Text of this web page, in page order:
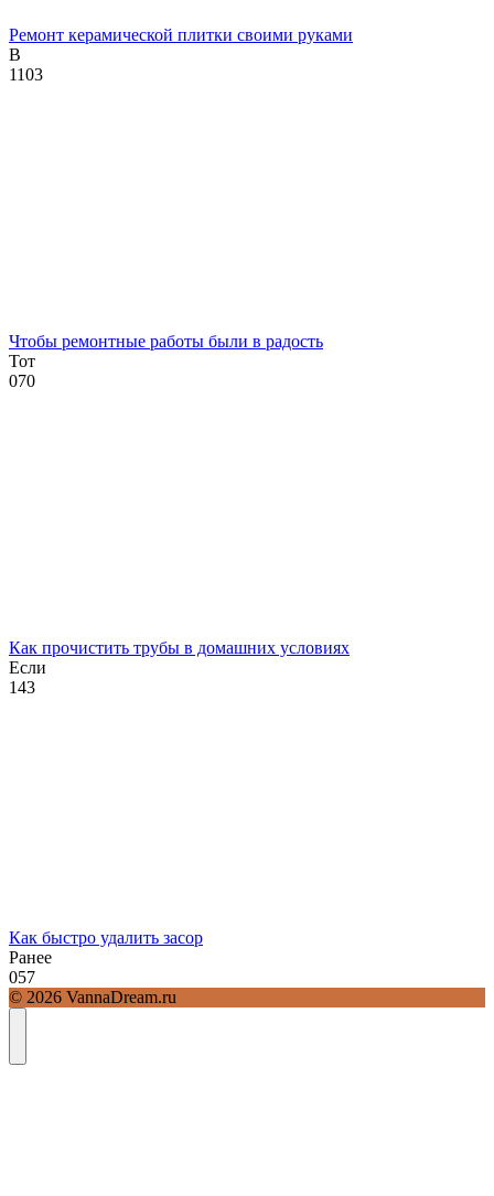
Ремонт керамической плитки своими руками
В
1103
Чтобы ремонтные работы были в радость
Тот
070
Как прочистить трубы в домашних условиях
Если
143
Как быстро удалить засор
Ранее
057
© 2026 VannaDream.ru